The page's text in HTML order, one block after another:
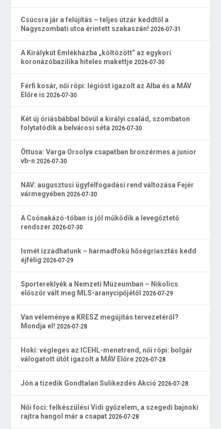
Csúcsra jár a felújítás – teljes útzár keddtől a
Nagyszombati utca érintett szakaszán! 2026-07-31
A Királykút Emlékházba „költözött” az egykori
koronázóbazilika hiteles makettje 2026-07-30
Férfi kosár, női röpi: légióst igazolt az Alba és a MÁV
Előre is 2026-07-30
Két új óriásbábbal bővül a királyi család, szombaton
folytatódik a belvárosi séta 2026-07-30
Öttusa: Varga Orsolya csapatban bronzérmes a junior
vb-n 2026-07-30
NAV: augusztusi ügyfélfogadási rend változása Fejér
vármegyében 2026-07-30
A Csónakázó-tóban is jól működik a levegőztető
rendszer 2026-07-30
Ismét izzadhatunk – harmadfokú hőségriasztás kedd
éjfélig 2026-07-29
Sportereklyék a Nemzeti Múzeumban – Nikolics
először vált meg MLS-aranycipőjétől 2026-07-29
Van véleménye a KRESZ megújítás tervezetéről?
Mondja el! 2026-07-28
Hoki: végleges az ICEHL-menetrend, női röpi: bolgár
válogatott ütőt igazolt a MÁV Előre 2026-07-28
Jön a tizedik Gondtalan Sulikezdés Akció 2026-07-28
Női foci: felkészülési Vidi győzelem, a szegedi bajnoki
rajtra hangol már a csapat 2026-07-28